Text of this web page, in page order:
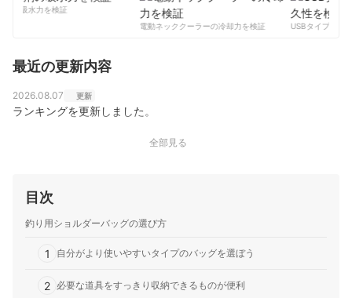
コンテンツ制作チームのプロフィール
の吸水力を検証
電動ネッククーラーの冷却力を検証
USBタイプCケー
最近の更新内容
2026.08.07 更新
ランキングを更新しました。
全部見る
目次
釣り用ショルダーバッグの選び方
1 自分がより使いやすいタイプのバッグを選ぼう
2 必要な道具をすっきり収納できるものが便利